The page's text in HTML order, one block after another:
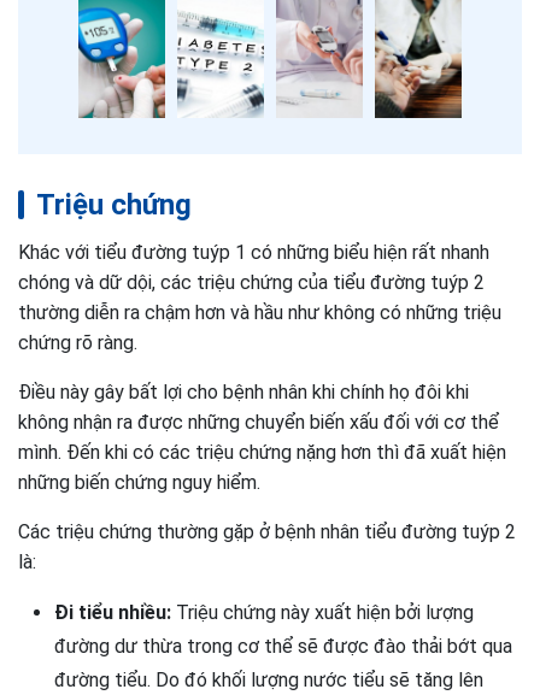
Triệu chứng
Khác với tiểu đường tuýp 1 có những biểu hiện rất nhanh
chóng và dữ dội, các triệu chứng của tiểu đường tuýp 2
thường diễn ra chậm hơn và hầu như không có những triệu
chứng rõ ràng.
Điều này gây bất lợi cho bệnh nhân khi chính họ đôi khi
không nhận ra được những chuyển biến xấu đối với cơ thể
mình. Đến khi có các triệu chứng nặng hơn thì đã xuất hiện
những biến chứng nguy hiểm.
Các triệu chứng thường gặp ở bệnh nhân tiểu đường tuýp 2
là:
Đi tiểu nhiều: Triệu chứng này xuất hiện bởi lượng
đường dư thừa trong cơ thể sẽ được đào thải bớt qua
đường tiểu. Do đó khối lượng nước tiểu sẽ tăng lên